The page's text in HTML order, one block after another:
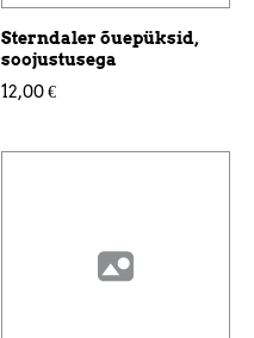
Sterndaler õuepüksid,
soojustusega
12,00 €